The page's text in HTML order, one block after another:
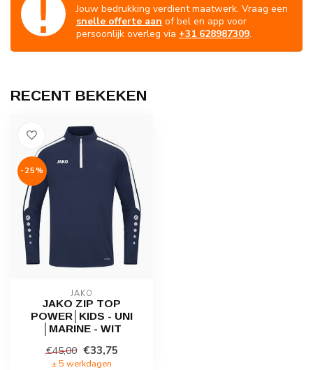
Jouw bedrukking verdient maatwerk. Vraag een
snelle offerte aan of bel en app voor
persoonlijk overleg via +31 628987309.
RECENT BEKEKEN
-25%
JAKO
JAKO ZIP TOP
POWER│KIDS - UNI
│MARINE - WIT
€45,00 €33,75
± 5 werkdagen